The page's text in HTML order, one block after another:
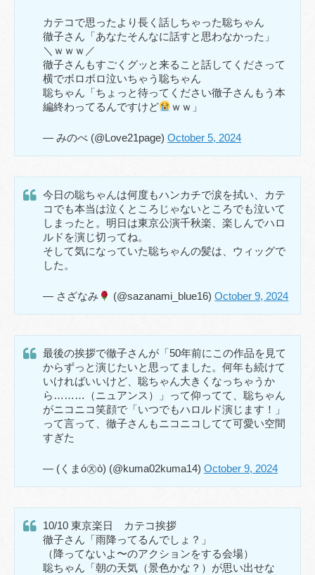
カテコで思ったより長く話しちゃった聡ちゃん
徹子さん「あなたそんなに話すと思わなかった」
＼ｗｗｗ／
徹子さんもすごくグッと来ること話してくださって
横でボロボロ泣いちゃう聡ちゃん
聡ちゃん「ちょっと待ってください徹子さんもう本
編終わってるんですけど
ｗｗ」
— みのべ (@Love21page) October 5, 2024
今日の聡ちゃんは何度もハンカチで涙を拭い、カテ
コでも本当は泣くところじゃないところでも泣いて
しまったと。明日は東京公演千秋楽、楽しんでハロ
ルドを演じ切ってね。
そして気になっていた聡ちゃんの髪は、ウィッグで
した。
— さざなみ (@sazanami_blue16)October 9, 2024
最後の挨拶で徹子さんが「50年前にこの作品を見て
からずっと演じたいと思ってました。何年も続けて
いければいいけど、聡ちゃん大きくなっちゃうか
ら………（ニュアンス）」って仰ってて、聡ちゃん
がニコニコ笑顔で「いつでもハロルド演じます！」
って言って、徹子さんもニコニコしてて可愛い空間
すぎた
— (くまó㉨ò) (@kuma02kuma14) October 9, 2024
10/10 東京楽日 カテコ挨拶
徹子さん「雨降ってるんでしょ？」
（降ってないよ〜のアクションをする会場）
聡ちゃん「朝の天気（景色かな？）が思い出せな